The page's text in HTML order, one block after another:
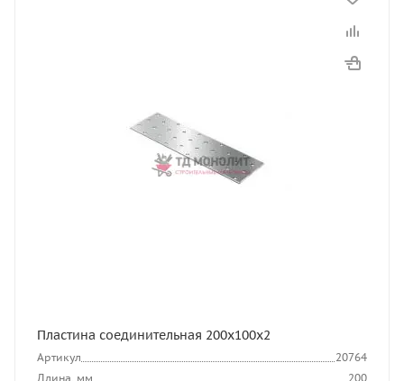
Пластина соединительная 200х100х2
Артикул
20764
Длина, мм
200